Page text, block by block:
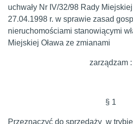
uchwały Nr IV/32/98 Rady
27.04.1998 r. w sprawie zasad
nieruchomościami stanowiącymi
Miejskiej Oława ze zmianami
zarządzam :
§ 1
Przeznaczyć do sprzedaży w